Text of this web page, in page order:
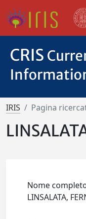
CRIS
IRIS Pagina
Nome
LINSALATA,